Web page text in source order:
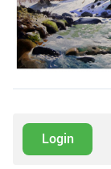
Login